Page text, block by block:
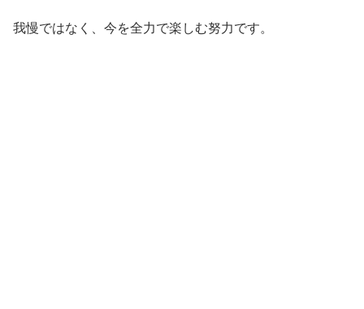
我慢ではなく、今を全力で楽しむ努力です。